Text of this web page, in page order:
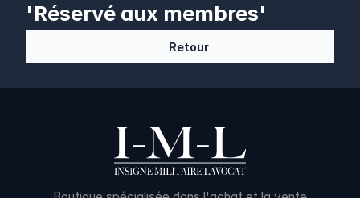
'Réservé aux membres'
Retour